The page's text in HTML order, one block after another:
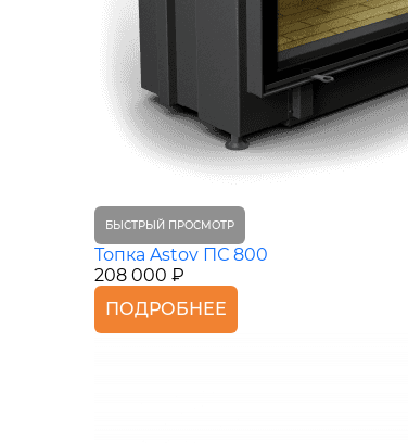
БЫСТРЫЙ ПРОСМОТР
Топка Astov ПС 800
208 000 ₽
ПОДРОБНЕЕ